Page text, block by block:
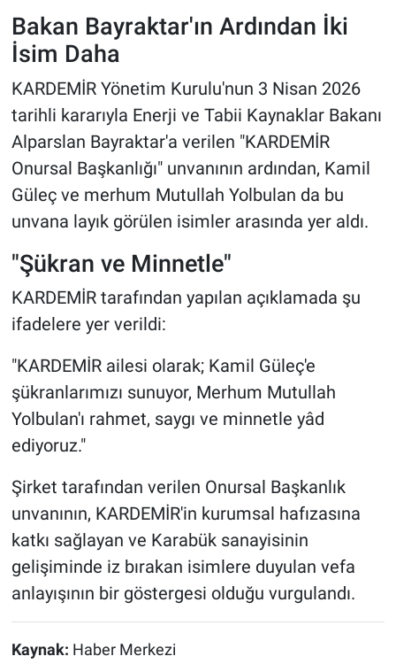
Bakan Bayraktar'ın Ardından İki
İsim Daha
KARDEMİR Yönetim Kurulu'nun 3 Nisan 2026
tarihli kararıyla Enerji ve Tabii Kaynaklar Bakanı
Alparslan Bayraktar'a verilen "KARDEMİR
Onursal Başkanlığı" unvanının ardından, Kamil
Güleç ve merhum Mutullah Yolbulan da bu
unvana layık görülen isimler arasında yer aldı.
"Şükran ve Minnetle"
KARDEMİR tarafından yapılan açıklamada şu
ifadelere yer verildi:
"KARDEMİR ailesi olarak; Kamil Güleç'e
şükranlarımızı sunuyor, Merhum Mutullah
Yolbulan'ı rahmet, saygı ve minnetle yâd
ediyoruz."
Şirket tarafından verilen Onursal Başkanlık
unvanının, KARDEMİR'in kurumsal hafızasına
katkı sağlayan ve Karabük sanayisinin
gelişiminde iz bırakan isimlere duyulan vefa
anlayışının bir göstergesi olduğu vurgulandı.
Kaynak: Haber Merkezi